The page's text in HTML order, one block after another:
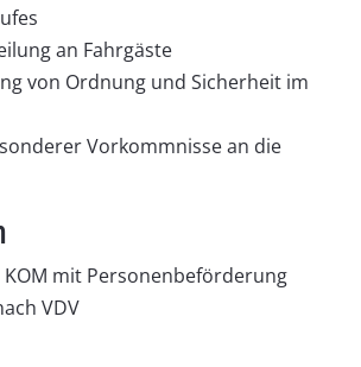
an Fahrgäste
von Ordnung und Sicherheit im
Vorkommnisse an die
mit Personenbeförderung
VDV